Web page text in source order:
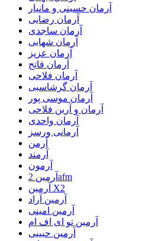
آرمان حسینی و مانیار
آرمان رضایی
آرمان ساجدی
آرمان شهابی
آرمان عزیز
آرمان فاتح
آرمان فلاحی
آرمان گرشاسبی
آرمان موسی پور
آرمان و آرین فلاحی
آرمان واحدی
آرمانی ورسز
آرمن
آرمند
آرمون
آرمین 2afm
آرمین X2
آرمین آراد
آرمین امینی
آرمین تو ای اف ام
آرمین حبیبی